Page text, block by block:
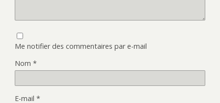
Me notifier des commentaires par e-mail
Nom *
E-mail *